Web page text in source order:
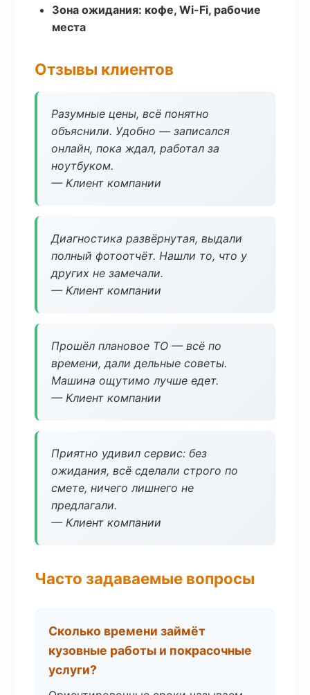
Зона ожидания: кофе, Wi-Fi, рабочие
места
Отзывы клиентов
Разумные цены, всё понятно
объяснили. Удобно — записался
онлайн, пока ждал, работал за
ноутбуком.
— Клиент компании
Диагностика развёрнутая, выдали
полный фотоотчёт. Нашли то, что у
других не замечали.
— Клиент компании
Прошёл плановое ТО — всё по
времени, дали дельные советы.
Машина ощутимо лучше едет.
— Клиент компании
Приятно удивил сервис: без
ожидания, всё сделали строго по
смете, ничего лишнего не
предлагали.
— Клиент компании
Часто задаваемые вопросы
Сколько времени займёт
кузовные работы и покрасочные
услуги?